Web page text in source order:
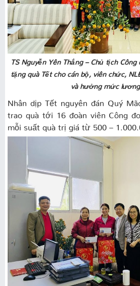
TS Nguyễn Yên Thắng – Chủ tịch
tặng quà Tết cho cán bộ, viên chức,
và hưởng mức lương
Nhân dịp Tết nguyên đán Quý
trao quà tới 16 đoàn viên Công
mỗi suất quà trị giá từ 500 –